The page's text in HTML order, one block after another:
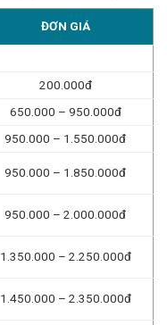
ĐƠN GIÁ
200.000đ
650.000 – 950.000đ
950.000 – 1.550.000đ
950.000 – 1.850.000đ
950.000 – 2.000.000đ
1.350.000 – 2.250.000đ
1.450.000 – 2.350.000đ